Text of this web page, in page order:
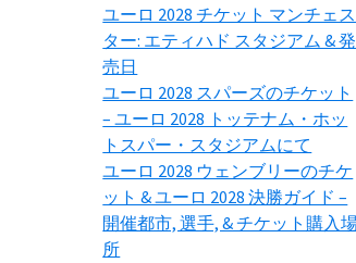
ユーロ 2028 チケット マンチェス
ター: エティハド スタジアム & 発
売日
ユーロ 2028 スパーズのチケット
– ユーロ 2028 トッテナム・ホッ
トスパー・スタジアムにて
ユーロ 2028 ウェンブリーのチケ
ット & ユーロ 2028 決勝ガイド –
開催都市, 選手, & チケット購入
所